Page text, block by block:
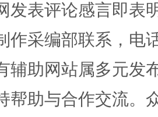
发表评论感言即表
作采编部联系，电
辅助网站属多元发
帮助与合作交流。